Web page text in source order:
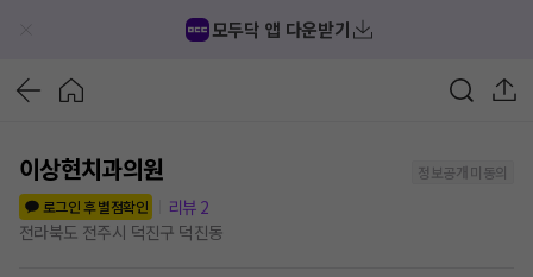
모두닥 앱 다운받기
이상현치과의원
정보공개 미동의
로그인 후 별점확인
리뷰 2
전라북도 전주시 덕진구 덕진동